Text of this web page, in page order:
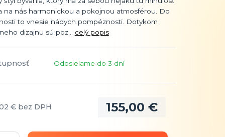
na nás harmonickou a pokojnou atmosférou. Do
to vnesie nádych pompéznosti. Dotykom
dizajnu sú poz... celý popis
Odosielame do 3 dní
155,00 €
€ bez DPH